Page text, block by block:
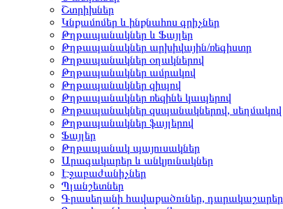
Շտրիխներ
Կնքամոմեր և ինքնահոս գրիչներ
Թղթապանակներ և Ֆայլեր
Թղթապանակներ արխիվային/ռեգիստր
Թղթապանակներ օղակներով
Թղթապանակներ ամրակով
Թղթապանակներ զիպով
Թղթապանակներ ռեզինե կապերով
Թղթապանակներ զսպանակներով, սեղմակով
Թղթապանակներ ֆայլերով
Ֆայլեր
Թղթապանակ պայուսակներ
Արագակարեր և անկյունակներ
Էջաբաժանիչներ
Պլանշետներ
Գրասեղանի հավաքածուներ, դարակաշարեր